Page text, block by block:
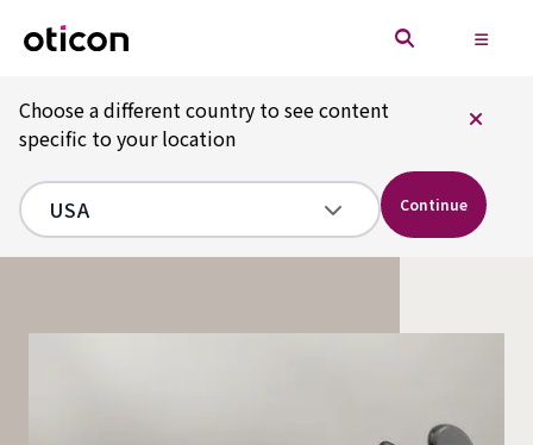
Choose a different country to see content
specific to your location
Continue